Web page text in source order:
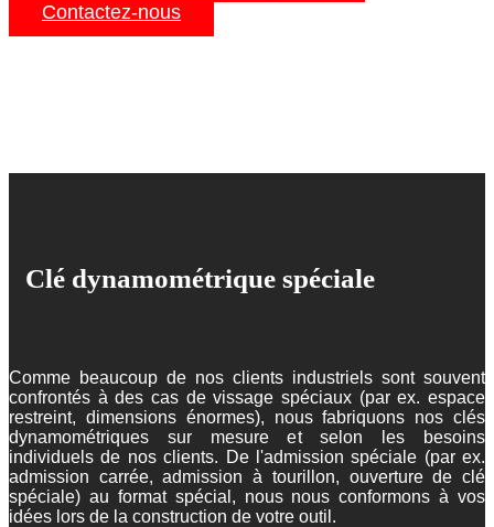
Contactez-nous
Clé dynamométrique spéciale
Comme beaucoup de nos clients industriels sont souvent
confrontés à des cas de vissage spéciaux (par ex. espace
restreint, dimensions énormes), nous fabriquons nos clés
dynamométriques sur mesure et selon les besoins
individuels de nos clients. De l'admission spéciale (par ex.
admission carrée, admission à tourillon, ouverture de clé
spéciale) au format spécial, nous nous conformons à vos
idées lors de la construction de votre outil.